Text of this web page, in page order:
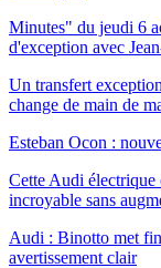
Minutes" du jeudi 6
d'exception avec
Un transfert
change de main de
Esteban Ocon :
Cette Audi électrique
incroyable sans
Audi : Binotto met
avertissement clair